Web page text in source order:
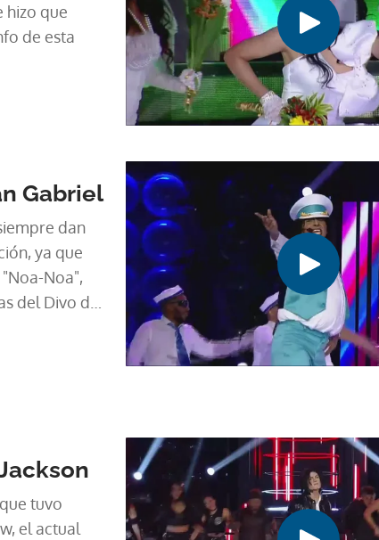
hizo que
de esta
Gabriel
dan
ya que
Noa",
del Divo de
tuvo
el actual